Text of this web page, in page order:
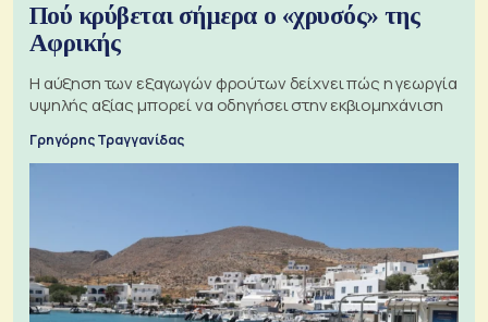
Πού κρύβεται σήμερα ο «χρυσός» της
Αφρικής
Η αύξηση των εξαγωγών φρούτων δείχνει πώς η γεωργία
υψηλής αξίας μπορεί να οδηγήσει στην εκβιομηχάνιση
Γρηγόρης Τραγγανίδας